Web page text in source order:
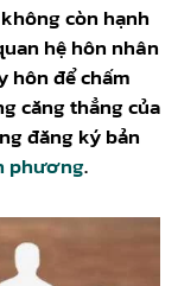
còn hạnh
hệ hôn nhân
hôn để chấm
căng thẳng của
đăng ký bản
phương.